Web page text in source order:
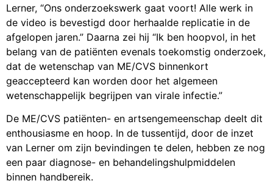
Lerner, “Ons onderzoekswerk gaat voort! Alle werk in
de video is bevestigd door herhaalde replicatie in de
afgelopen jaren.” Daarna zei hij “Ik ben hoopvol, in het
belang van de patiënten evenals toekomstig onderzoek,
dat de wetenschap van ME/CVS binnenkort
geaccepteerd kan worden door het algemeen
wetenschappelijk begrijpen van virale infectie.”
De ME/CVS patiënten- en artsengemeenschap deelt dit
enthousiasme en hoop. In de tussentijd, door de inzet
van Lerner om zijn bevindingen te delen, hebben ze nog
een paar diagnose- en behandelingshulpmiddelen
binnen handbereik.